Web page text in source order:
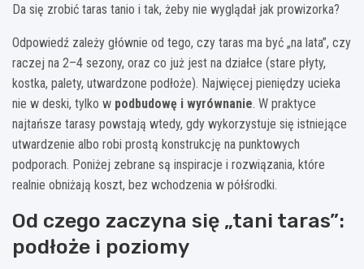
Da się zrobić taras tanio i tak, żeby nie wyglądał jak prowizorka?
Odpowiedź zależy głównie od tego, czy taras ma być „na lata”, czy
raczej na 2–4 sezony, oraz co już jest na działce (stare płyty,
kostka, palety, utwardzone podłoże). Najwięcej pieniędzy ucieka
nie w deski, tylko w podbudowę i wyrównanie. W praktyce
najtańsze tarasy powstają wtedy, gdy wykorzystuje się istniejące
utwardzenie albo robi prostą konstrukcję na punktowych
podporach. Poniżej zebrane są inspiracje i rozwiązania, które
realnie obniżają koszt, bez wchodzenia w półśrodki.
Od czego zaczyna się „tani taras”:
podłoże i poziomy